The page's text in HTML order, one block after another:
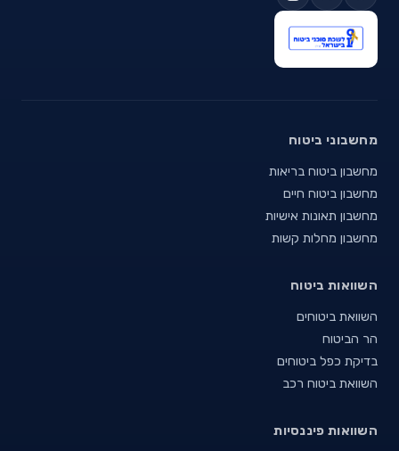
מחשבוני ביטוח
מחשבון ביטוח בריאות
מחשבון ביטוח חיים
מחשבון תאונות אישיות
מחשבון מחלות קשות
השוואות ביטוח
השוואת ביטוחים
הר הביטוח
בדיקת כפל ביטוחים
השוואת ביטוח רכב
השוואות פיננסיות